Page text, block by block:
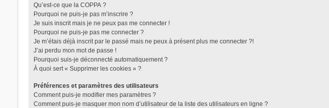
Qu’est-ce que la COPPA ?
Pourquoi ne puis-je pas m’inscrire ?
Je suis inscrit mais je ne peux pas me connecter !
Pourquoi ne puis-je pas me connecter ?
Je m’étais déjà inscrit par le passé mais ne peux à présent plus me connecter ?!
J’ai perdu mon mot de passe !
Pourquoi suis-je déconnecté automatiquement ?
À quoi sert « Supprimer les cookies » ?
Préférences et paramètres des utilisateurs
Comment puis-je modifier mes paramètres ?
Comment puis-je masquer mon nom d’utilisateur de la liste des utilisateurs en ligne ?